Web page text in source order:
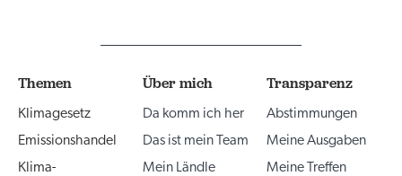
Themen
Klimagesetz
Emissionshandel
Klima-
Über mich
Da komm ich her
Das ist mein Team
Mein Ländle
Transparenz
Abstimmungen
Meine Ausgaben
Meine Treffen